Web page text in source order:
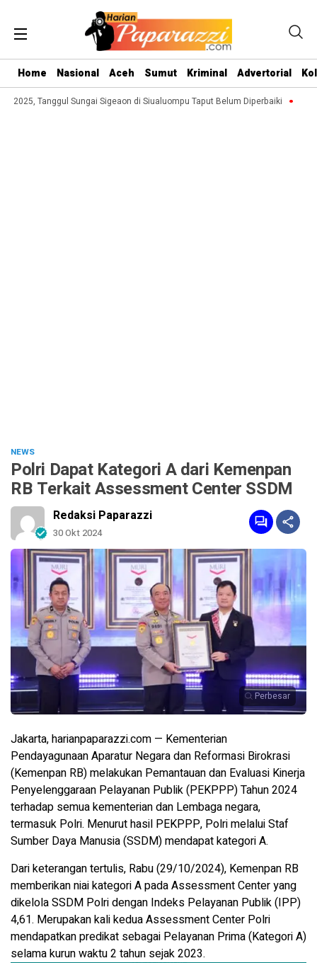
Home Nasional Aceh Sumut Kriminal Advertorial
Tanggul Sungai Sigeaon di Siualuompu Taput Belum Diperbaiki Jufri
NEWS
Polri Dapat Kategori A dari Kemenpan
RB Terkait Assessment Center SSDM
Redaksi Paparazzi
30 Okt 2024
Perbesar
Jakarta, harianpaparazzi.com — Kementerian
Pendayagunaan Aparatur Negara dan Reformasi Birokrasi
(Kemenpan RB) melakukan Pemantauan dan Evaluasi Kinerja
Penyelenggaraan Pelayanan Publik (PEKPPP) Tahun 2024
terhadap semua kementerian dan Lembaga negara,
termasuk Polri. Menurut hasil PEKPPP, Polri melalui Staf
Sumber Daya Manusia (SSDM) mendapat kategori A.
Dari keterangan tertulis, Rabu (29/10/2024), Kemenpan RB
memberikan niai kategori A pada Assessment Center yang
dikelola SSDM Polri dengan Indeks Pelayanan Publik (IPP)
4,61. Merupakan kali kedua Assessment Center Polri
mendapatkan predikat sebagai Pelayanan Prima (Kategori A)
selama kurun waktu 2 tahun sejak 2023.